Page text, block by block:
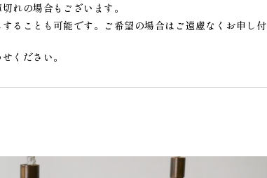
れの場合もございます。
ることも可能です。ご希望の場合はご遠慮なくお申し付
ください。